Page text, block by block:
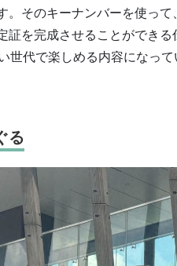
。そのキーナンバーを使っ
を完成させることができる
世代で楽しめる内容になっ
る